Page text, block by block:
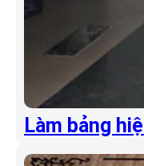
Làm bảng